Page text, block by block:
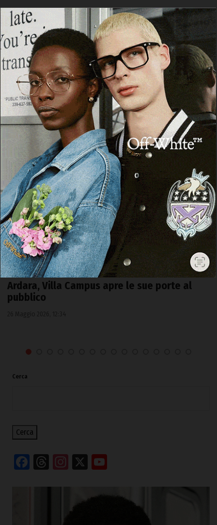
POTREBBE PIACERTI ANCHE
ARDARA
Ardara, Villa Campus apre le sue porte al
pubblico
Cerca
Cerca
Facebook
Threads
Instagram
X